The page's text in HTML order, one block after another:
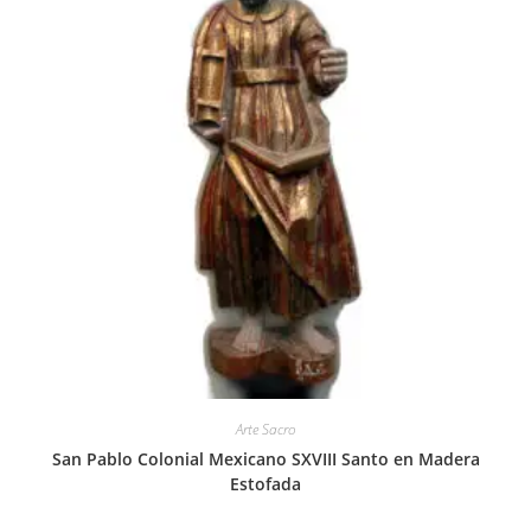
Arte Sacro
San Pablo Colonial Mexicano SXVIII Santo en Madera
Estofada